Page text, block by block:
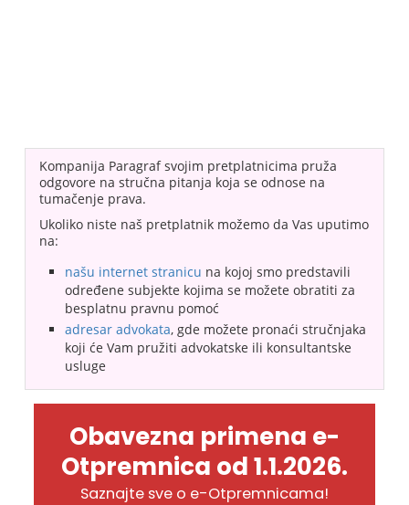
Kompanija Paragraf svojim pretplatnicima pruža
odgovore na stručna pitanja koja se odnose na
tumačenje prava.
Ukoliko niste naš pretplatnik možemo da Vas uputimo
na:
našu internet stranicu na kojoj smo predstavili
određene subjekte kojima se možete obratiti za
besplatnu pravnu pomoć
adresar advokata, gde možete pronaći stručnjaka
koji će Vam pružiti advokatske ili konsultantske
usluge
Obavezna primena e-
Otpremnica od 1.1.2026.
Saznajte sve o e-Otpremnicama!